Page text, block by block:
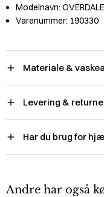
Modelnavn:
Varenummer: 190330
Materiale &
Levering &
Har du brug for
Andre har også